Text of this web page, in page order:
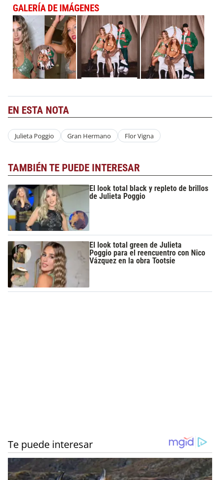
GALERÍA DE IMÁGENES
EN ESTA NOTA
Julieta Poggio Gran Hermano Flor Vigna
TAMBIÉN TE PUEDE INTERESAR
El look total black y repleto de brillos
de Julieta Poggio
El look total green de Julieta
Poggio para el reencuentro con Nico
Vázquez en la obra Tootsie